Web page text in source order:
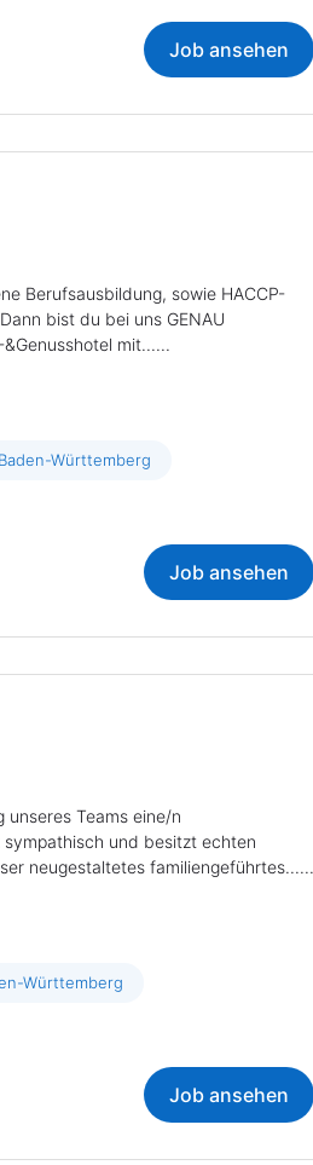
Job ansehen
Berufsausbildung, sowie HACCP-
bist du bei uns GENAU
mit......
Württemberg
Job ansehen
unseres Teams eine/n
und besitzt echten
neugestaltetes familiengeführtes......
Württemberg
Job ansehen